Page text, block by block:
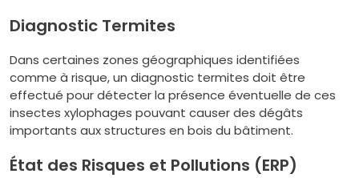
Diagnostic Termites
Dans certaines zones géographiques identifiées
comme à risque, un diagnostic termites doit être
effectué pour détecter la présence éventuelle de ces
insectes xylophages pouvant causer des dégâts
importants aux structures en bois du bâtiment.
État des Risques et Pollutions (ERP)